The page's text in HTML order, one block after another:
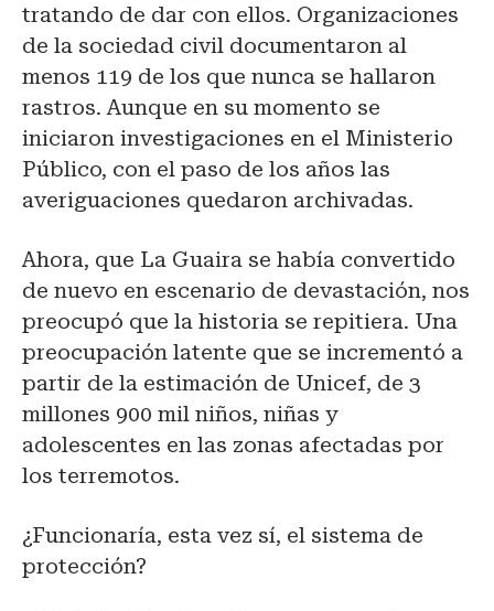
tratando de dar con ellos. Organizaciones
de la sociedad civil documentaron al
menos 119 de los que nunca se hallaron
rastros. Aunque en su momento se
iniciaron investigaciones en el Ministerio
Público, con el paso de los años las
averiguaciones quedaron archivadas.
Ahora, que La Guaira se había convertido
de nuevo en escenario de devastación, nos
preocupó que la historia se repitiera. Una
preocupación latente que se incrementó a
partir de la estimación de Unicef, de 3
millones 900 mil niños, niñas y
adolescentes en las zonas afectadas por
los terremotos.
¿Funcionaría, esta vez sí, el sistema de
protección?